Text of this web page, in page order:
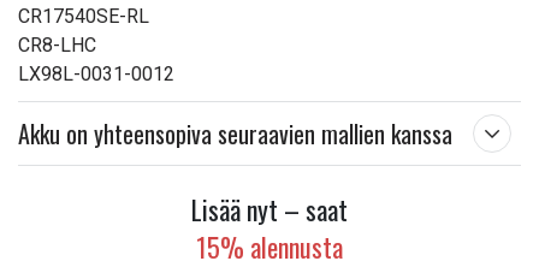
CR17540SE-RL
CR8-LHC
LX98L-0031-0012
Akku on yhteensopiva seuraavien mallien kanssa
Lisää nyt – saat
15% alennusta